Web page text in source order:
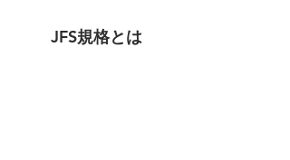
JFS規格とは